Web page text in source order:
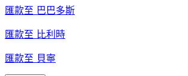
匯款至 巴巴多斯
匯款至 比利時
匯款至 貝寧